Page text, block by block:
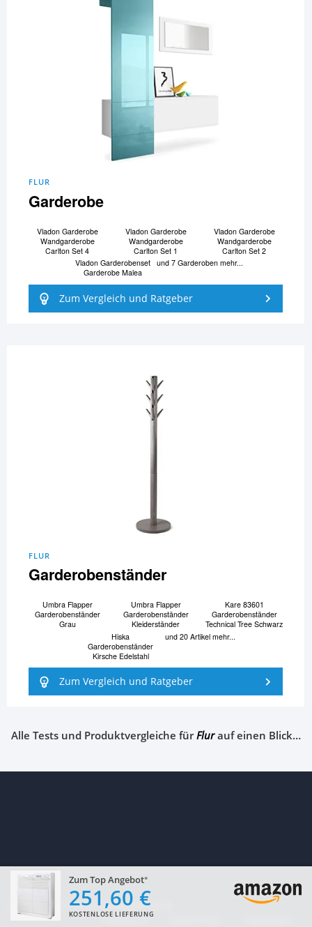
Zum Top Angebot
251,60 €
KOSTENLOSE LIEFERUNG
FLUR
Garderobe
Vladon Garderobe
Wandgarderobe
Carlton Set 4
Vladon Garderobe
Wandgarderobe
Carlton Set 1
Vladon Garderobe
Wandgarderobe
Carlton Set 2
Vladon Garderobenset
Garderobe Malea
und 7 Garderoben mehr...
Zum Vergleich und Ratgeber
FLUR
Garderobenständer
Umbra Flapper
Garderobenständer
Grau
Umbra Flapper
Garderobenständer
Kleiderständer
Kare 83601
Garderobenständer
Technical Tree Schwarz
Hiska
Garderobenständer
Kirsche Edelstahl
und 20 Artikel mehr...
Zum Vergleich und Ratgeber
Alle Tests und Produktvergleiche fürFlurauf einen Blick…
2017–2026 TopRatgeber24.de
Impressum